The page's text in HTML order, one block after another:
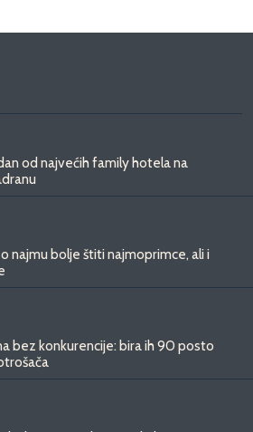
od najvećih family hotela na
najmu bolje štiti najmoprimce, ali i
bez konkurencije: bira ih 90 posto